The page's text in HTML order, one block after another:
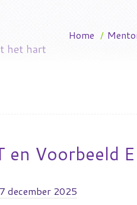
Home /
en Voorbeeld
december 2025